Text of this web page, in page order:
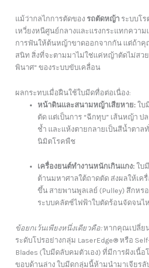
แม้ว่ากลไกการตัดของ รถตัดหญ้า ระบบโร
เหวี่ยงหนีศูนย์กลางและแรงกระแทกความ
การฟันให้ต้นหญ้าขาดออกจากกัน แต่ถ้า
สนิท สิ่งที่จะตามมาไม่ใช่แค่หญ้าตัดไม่สวย
พินาศ” ของระบบขับเคลื่อน
ผลกระทบเมื่อฝืนใช้ใบมีดทื่อต่อเนื่อง:
หน้าดินและสนามหญ้าเสียหาย: ใบ
ตัด แต่เป็นการ “ฉีกทุบ” เส้นหญ้า
ช้ำ และแห้งตายกลายเป็นสีน้ำตาล
นิมิตโรคพืช
เครื่องยนต์ทำงานหนักเกินแกง: ใบ
ต้านมหาศาลใต้ถาดตัด ส่งผลให้เค
ขึ้น สายพานพูลเลย์ (Pulley) สึกหรอ
ระบบคลัตช์ไฟฟ้าใบตัดร้อนจัดจนไ
ข้อยกเว้นเพียงหนึ่งเดียวคือ:หากคุณเปลี่ย
ระดับโปรอย่างกลุ่ม LaserEdge® หรือ
Blades (ใบมีดลับคมตัวเอง) ที่มีการฝังเนื้
ขอบด้านล่าง ใบมีดกลุ่มนี้ห้ามนำมาเจียรลับ